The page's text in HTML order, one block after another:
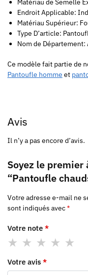
Matériau de Semelle
Endroit Applicable:
Matériau Supérieur:
Type D’article:
Nom de Département:
Ce modèle fait partie de
Pantoufle homme et
Avis
Il n’y a pas encore d’avis.
Soyez le
“Pantoufle
Votre adresse e-mail ne
sont indiqués avec*
Votre note *
Votre avis *